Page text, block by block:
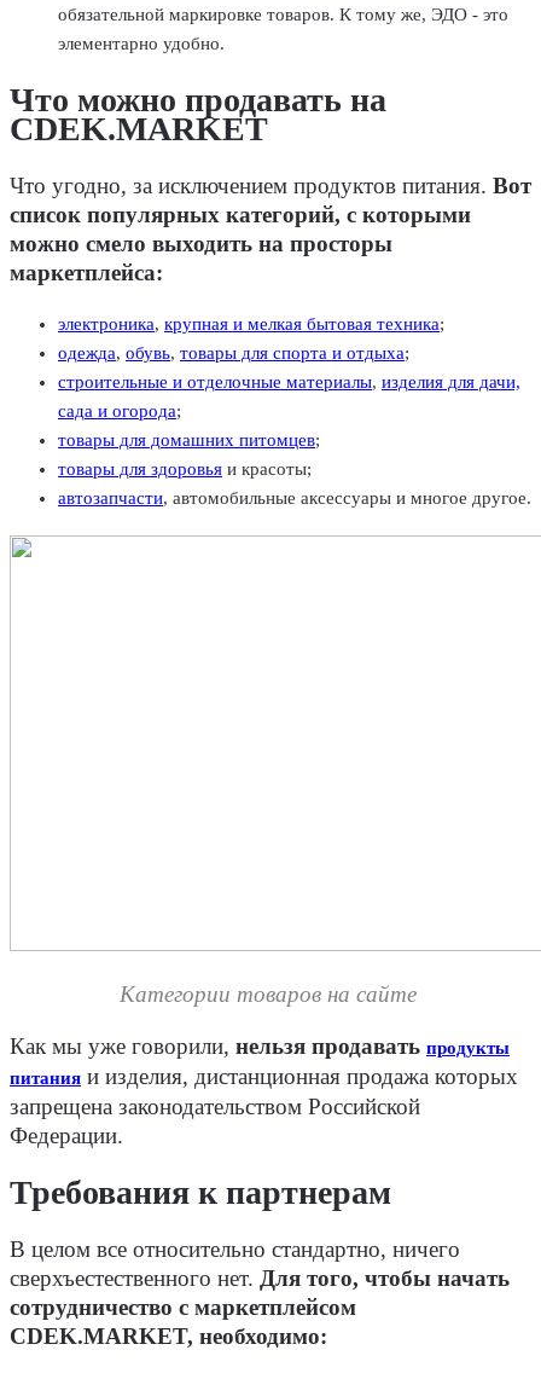
обязательной маркировке товаров. К тому же, ЭДО - это
элементарно удобно.
Что можно продавать на
CDEK.MARKET
Что угодно, за исключением продуктов питания. Вот
список популярных категорий, с которыми
можно смело выходить на просторы
маркетплейса:
электроника, крупная и мелкая бытовая техника;
одежда, обувь, товары для спорта и отдыха;
строительные и отделочные материалы, изделия для дачи,
сада и огорода;
товары для домашних питомцев;
товары для здоровья и красоты;
автозапчасти, автомобильные аксессуары и многое другое.
Категории товаров на сайте
Как мы уже говорили, нельзя продавать продукты
питания и изделия, дистанционная продажа которых
запрещена законодательством Российской
Федерации.
Требования к партнерам
В целом все относительно стандартно, ничего
сверхъестественного нет. Для того, чтобы начать
сотрудничество с маркетплейсом
CDEK.MARKET, необходимо: